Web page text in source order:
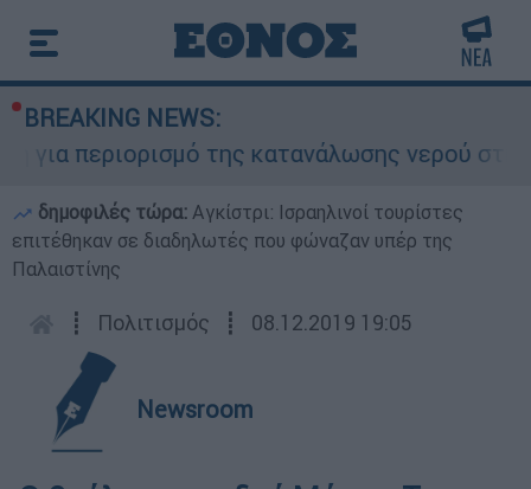
BREAKING NEWS:
για περιορισμό της κατανάλωσης νερού στη
δημοφιλές τώρα: Αγκίστρι: Ισραηλινοί τουρίστες
επιτέθηκαν σε διαδηλωτές που φώναζαν υπέρ της
Παλαιστίνης
┋ Πολιτισμός ┋ 08.12.2019 19:05
Newsroom